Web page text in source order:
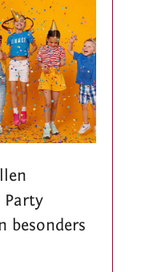
Party
besonders